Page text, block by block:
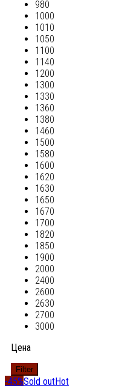
980
1000
1010
1050
1100
1140
1200
1300
1330
1360
1380
1460
1500
1580
1600
1620
1630
1650
1670
1700
1820
1850
1900
2000
2400
2600
2630
2700
3000
Цена
Filter
-45%Sold outHot